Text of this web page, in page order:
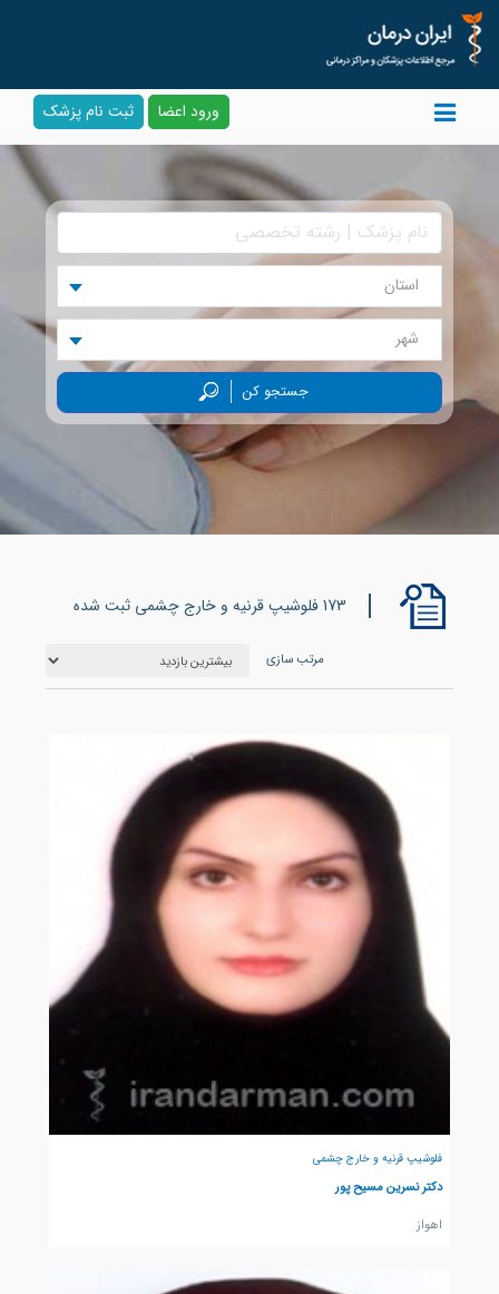
ورود اعضا ثبت نام پزشک
استان
شهر
جستجو کن
173 فلوشیپ قرنیه و خارج چشمی ثبت شده
مرتب سازی
فلوشیپ قرنیه و خارج چشمی
دکتر نسرین مسیح پور
اهواز